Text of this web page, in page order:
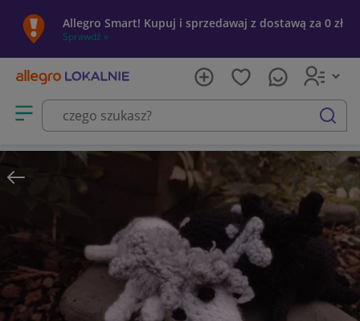
Allegro Smart! Kupuj i sprzedawaj z dostawą za 0 zł
Sprawdź »
Otwórz menu z kategoriami
szukaj